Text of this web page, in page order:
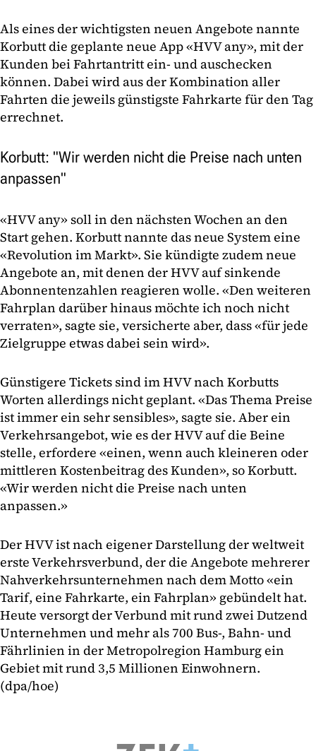
Als eines der wichtigsten neuen Angebote nannte
Korbutt die geplante neue App «HVV any», mit der
Kunden bei Fahrtantritt ein- und auschecken
können. Dabei wird aus der Kombination aller
Fahrten die jeweils günstigste Fahrkarte für den Tag
errechnet.
Korbutt: "Wir werden nicht die Preise nach unten
anpassen"
«HVV any» soll in den nächsten Wochen an den
Start gehen. Korbutt nannte das neue System eine
«Revolution im Markt». Sie kündigte zudem neue
Angebote an, mit denen der HVV auf sinkende
Abonnentenzahlen reagieren wolle. «Den weiteren
Fahrplan darüber hinaus möchte ich noch nicht
verraten», sagte sie, versicherte aber, dass «für jede
Zielgruppe etwas dabei sein wird».
Günstigere Tickets sind im HVV nach Korbutts
Worten allerdings nicht geplant. «Das Thema Preise
ist immer ein sehr sensibles», sagte sie. Aber ein
Verkehrsangebot, wie es der HVV auf die Beine
stelle, erfordere «einen, wenn auch kleineren oder
mittleren Kostenbeitrag des Kunden», so Korbutt.
«Wir werden nicht die Preise nach unten
anpassen.»
Der HVV ist nach eigener Darstellung der weltweit
erste Verkehrsverbund, der die Angebote mehrerer
Nahverkehrsunternehmen nach dem Motto «ein
Tarif, eine Fahrkarte, ein Fahrplan» gebündelt hat.
Heute versorgt der Verbund mit rund zwei Dutzend
Unternehmen und mehr als 700 Bus-, Bahn- und
Fährlinien in der Metropolregion Hamburg ein
Gebiet mit rund 3,5 Millionen Einwohnern.
(dpa/hoe)